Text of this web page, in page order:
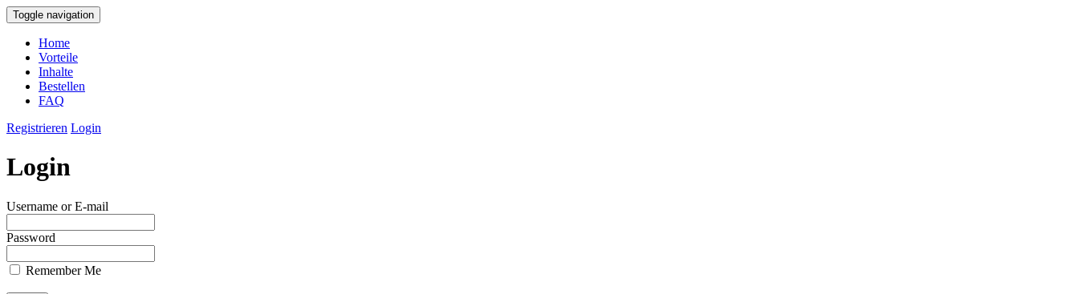
Toggle navigation
Home
Vorteile
Inhalte
Bestellen
FAQ
Registrieren Login
Login
Username or E-mail
Password
Remember Me